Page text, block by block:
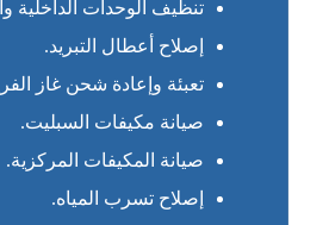
تنظيف الوحدات الداخلية
إصلاح أعطال التبريد.
تعبئة وإعادة شحن غاز
صيانة مكيفات السبليت.
صيانة المكيفات المركزية.
إصلاح تسرب المياه.